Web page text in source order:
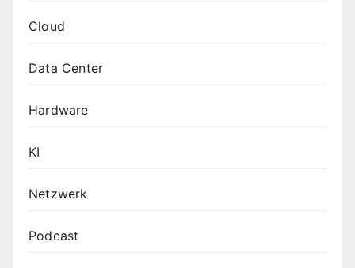
Cloud
Data Center
Hardware
KI
Netzwerk
Podcast